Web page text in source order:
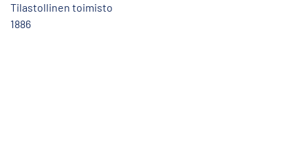
Tilastollinen toimisto
1886